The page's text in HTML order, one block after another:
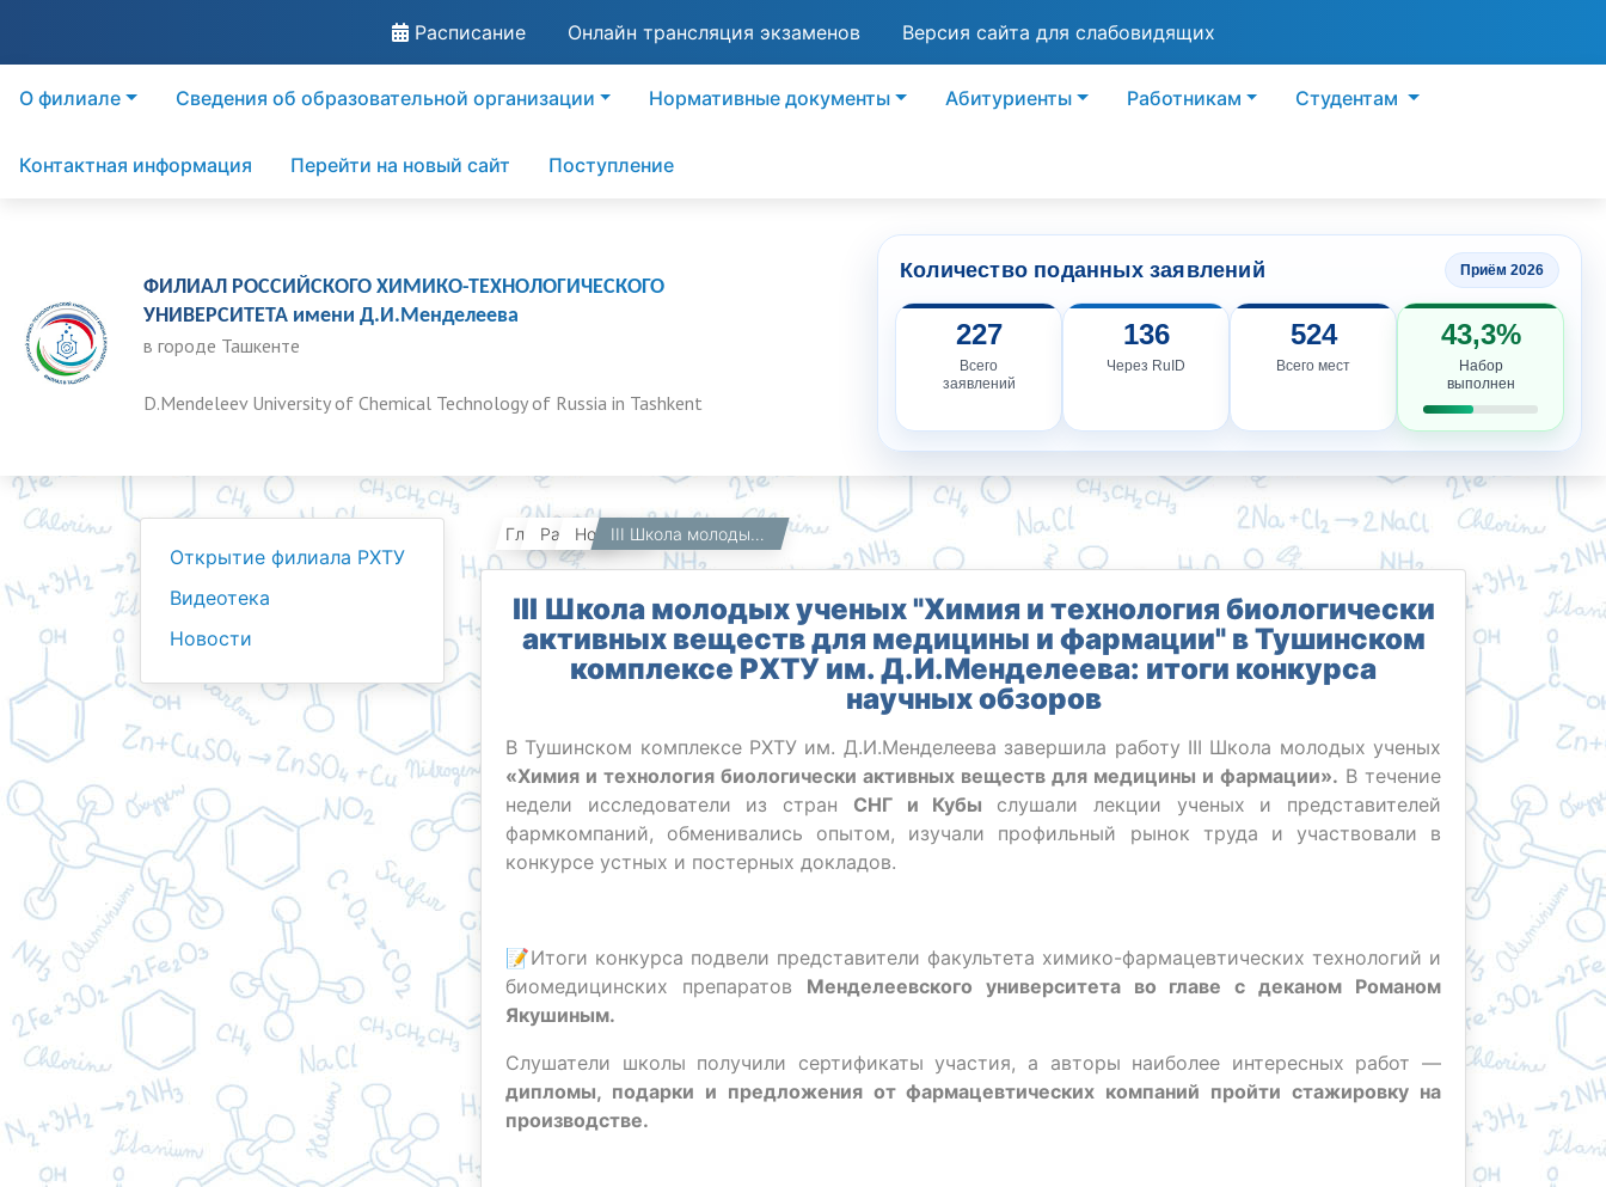
Расписание Онлайн трансляция экзаменов Версия сайта для слабовидящих
О филиале Сведения об образовательной организации Нормативные документы Абитуриенты Работникам Студентам
Контактная информация Перейти на новый сайт Поступление
ФИЛИАЛ РОССИЙСКОГО ХИМИКО-ТЕХНОЛОГИЧЕСКОГО
УНИВЕРСИТЕТА имени Д.И.Менделеева
в городе Ташкенте
D.Mendeleev University of Chemical Technology of Russia in Tashkent
Количество поданных заявлений Приём 2026
227
Всего
заявлений
136
Через RuID
524
Всего мест
43,3%
Набор
выполнен
Открытие филиала РХТУ
Видеотека
Новости
Главная Работникам Новости III Школа молодых ученых "Химия и технология биологически активных веществ для медицины и фармации" в Тушинском комплексе РХТУ им. Д.И.Менделеева: итоги конкурса научных обзоров
III Школа молодых ученых "Химия и технология биологически
активных веществ для медицины и фармации" в Тушинском
комплексе РХТУ им. Д.И.Менделеева: итоги конкурса
научных обзоров
В Тушинском комплексе РХТУ им. Д.И.Менделеева завершила работу III Школа молодых ученых
«Химия и технология биологически активных веществ для медицины и фармации». В течение
недели исследователи из стран СНГ и Кубы слушали лекции ученых и представителей
фармкомпаний, обменивались опытом, изучали профильный рынок труда и участвовали в
конкурсе устных и постерных докладов.
📝Итоги конкурса подвели представители факультета химико-фармацевтических технологий и
биомедицинских препаратов Менделеевского университета во главе с деканом Романом
Якушиным.
Слушатели школы получили сертификаты участия, а авторы наиболее интересных работ —
дипломы, подарки и предложения от фармацевтических компаний пройти стажировку на
производстве.